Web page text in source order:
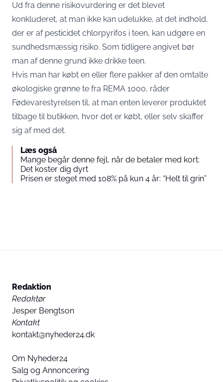
Ud fra denne risikovurdering er det blevet
konkluderet, at man ikke kan udelukke, at det indhold,
der er af pesticidet chlorpyrifos i teen, kan udgøre en
sundhedsmæssig risiko. Som tidligere angivet bør
man af denne grund ikke drikke teen.
Hvis man har købt en eller flere pakker af den omtalte
økologiske grønne te fra REMA 1000, råder
Fødevarestyrelsen til, at man enten leverer produktet
tilbage til butikken, hvor det er købt, eller selv skaffer
sig af med det.
Læs også
Mange begår denne fejl, når de betaler med kort:
Det koster dig dyrt
Prisen er steget med 108% på kun 4 år: “Helt til grin”
Redaktion
Redaktør
Jesper Bengtson
Kontakt
kontakt@nyheder24.dk
Om Nyheder24
Salg og Annoncering